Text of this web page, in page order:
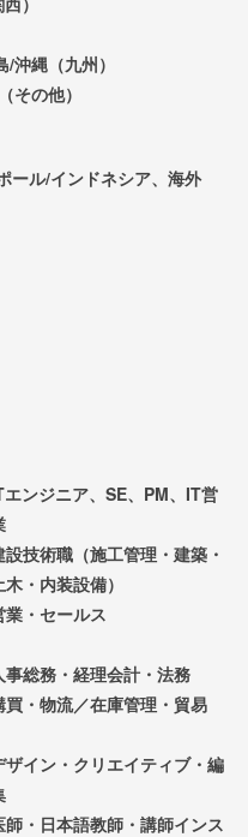
沖縄（九州）
その他）
ール/インドネシア、海外
エンジニア、SE、PM、IT営
設技術職（施工管理・建築・
木・内装設備）
業・セールス
事総務・経理会計・法務
買・物流／在庫管理・貿易
ザイン・クリエイティブ・編
師・日本語教師・講師インス